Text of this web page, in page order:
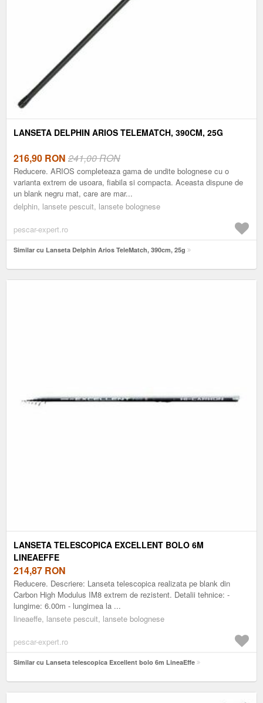
LANSETA DELPHIN ARIOS TELEMATCH, 390CM, 25G
216,90 RON 241,00 RON
Reducere. ARIOS completeaza gama de undite bolognese cu o
varianta extrem de usoara, fiabila si compacta. Aceasta dispune de
un blank negru mat, care are mar...
delphin, lansete pescuit, lansete bolognese
pescar-expert.ro
Similar cu Lanseta Delphin Arios TeleMatch, 390cm, 25g
LANSETA TELESCOPICA EXCELLENT BOLO 6M
LINEAEFFE
214,87 RON
Reducere. Descriere: Lanseta telescopica realizata pe blank din
Carbon High Modulus IM8 extrem de rezistent. Detalii tehnice: -
lungime: 6.00m - lungimea la ...
lineaeffe, lansete pescuit, lansete bolognese
pescar-expert.ro
Similar cu Lanseta telescopica Excellent bolo 6m LineaEffe